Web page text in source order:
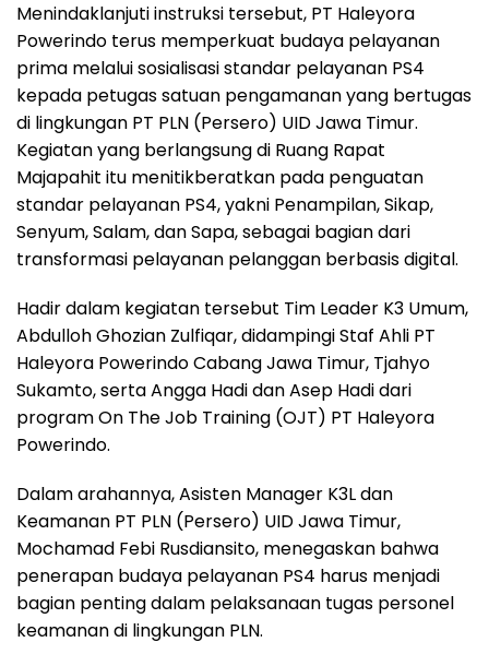
Menindaklanjuti instruksi tersebut, PT Haleyora
Powerindo terus memperkuat budaya pelayanan
prima melalui sosialisasi standar pelayanan PS4
kepada petugas satuan pengamanan yang bertugas
di lingkungan PT PLN (Persero) UID Jawa Timur.
Kegiatan yang berlangsung di Ruang Rapat
Majapahit itu menitikberatkan pada penguatan
standar pelayanan PS4, yakni Penampilan, Sikap,
Senyum, Salam, dan Sapa, sebagai bagian dari
transformasi pelayanan pelanggan berbasis digital.
Hadir dalam kegiatan tersebut Tim Leader K3 Umum,
Abdulloh Ghozian Zulfiqar, didampingi Staf Ahli PT
Haleyora Powerindo Cabang Jawa Timur, Tjahyo
Sukamto, serta Angga Hadi dan Asep Hadi dari
program On The Job Training (OJT) PT Haleyora
Powerindo.
Dalam arahannya, Asisten Manager K3L dan
Keamanan PT PLN (Persero) UID Jawa Timur,
Mochamad Febi Rusdiansito, menegaskan bahwa
penerapan budaya pelayanan PS4 harus menjadi
bagian penting dalam pelaksanaan tugas personel
keamanan di lingkungan PLN.